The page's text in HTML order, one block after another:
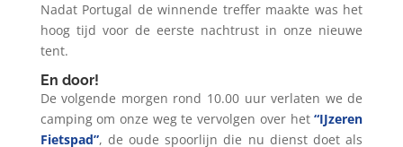
Nadat Portugal de winnende treffer maakte was het
hoog tijd voor de eerste nachtrust in onze nieuwe
tent.
En door!
De volgende morgen rond 10.00 uur verlaten we de
camping om onze weg te vervolgen over het“IJzeren
Fietspad”, de oude spoorlijn die nu dienst doet als